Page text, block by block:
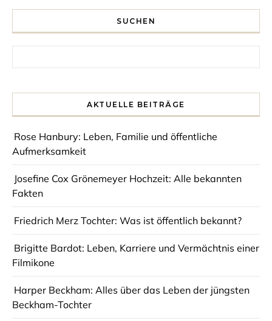
SUCHEN
AKTUELLE BEITRÄGE
Rose Hanbury: Leben, Familie und öffentliche
Aufmerksamkeit
Josefine Cox Grönemeyer Hochzeit: Alle bekannten
Fakten
Friedrich Merz Tochter: Was ist öffentlich bekannt?
Brigitte Bardot: Leben, Karriere und Vermächtnis einer
Filmikone
Harper Beckham: Alles über das Leben der jüngsten
Beckham-Tochter